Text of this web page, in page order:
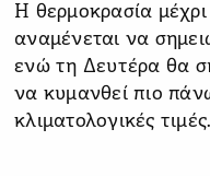
Η θερμοκρασία
αναμένεται να
ενώ τη Δευτέρα θα
να κυμανθεί πιο
κλιματολογικές τιμές.